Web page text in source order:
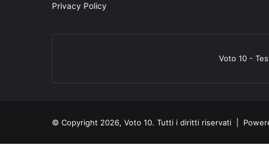
Privacy Policy
Voto 10 -
© Copyright 2026, Voto 10. Tutti i diritti riservati |